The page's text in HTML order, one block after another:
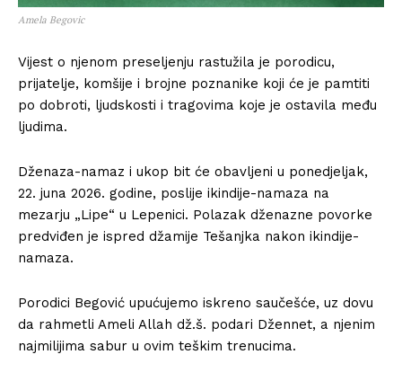
Amela Begovic
Vijest o njenom preseljenju rastužila je porodicu,
prijatelje, komšije i brojne poznanike koji će je pamtiti
po dobroti, ljudskosti i tragovima koje je ostavila među
ljudima.
Dženaza-namaz i ukop bit će obavljeni u ponedjeljak,
22. juna 2026. godine, poslije ikindije-namaza na
mezarju „Lipe“ u Lepenici. Polazak dženazne povorke
predviđen je ispred džamije Tešanjka nakon ikindije-
namaza.
Porodici Begović upućujemo iskreno saučešće, uz dovu
da rahmetli Ameli Allah dž.š. podari Džennet, a njenim
najmilijima sabur u ovim teškim trenucima.